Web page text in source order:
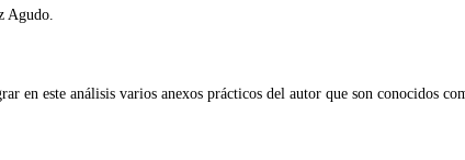
Agudo.
en este análisis varios anexos prácticos del autor que son conocidos